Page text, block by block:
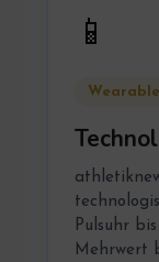
📱
Wearable
Pulsuhr
Mehrwert